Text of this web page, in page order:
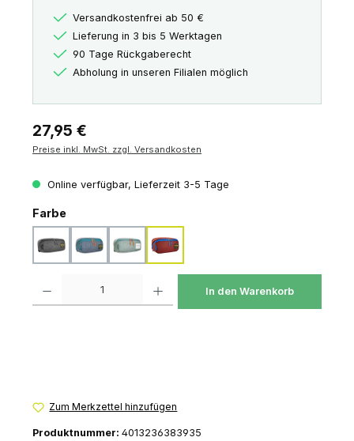
Versandkostenfrei ab 50 €
Lieferung in 3 bis 5 Werktagen
90 Tage Rückgaberecht
Abholung in unseren Filialen möglich
Regulärer Preis:
27,95 €
Preise inkl. MwSt. zzgl. Versandkosten
Online verfügbar, Lieferzeit 3-5 Tage
Farbeauswählen
black navy sage-greentango-red
In den Warenkorb
Zum Merkzettel hinzufügen
Produktnummer: 4013236383935